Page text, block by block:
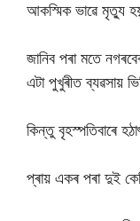
আকস্মিক ভাৱে মৃত্যু
জানিব পৰা মতে
এটা পুখুৰীত ব্যৱসায়
কিন্তু বৃহস্পতিবাৰে
প্ৰায় একৰ পৰা দুই